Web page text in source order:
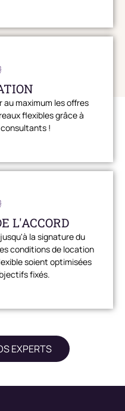
au maximum les offres
flexibles grâce à
!
L'ACCORD
la signature du
conditions de location
soient optimisées
fixés.
EXPERTS